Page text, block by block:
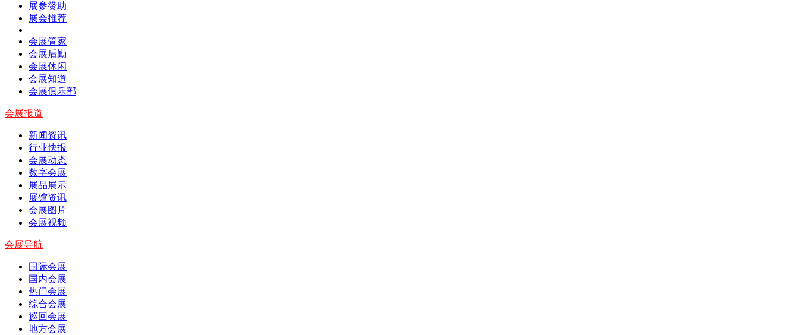
展参赞助
展会推荐
会展管家
会展后勤
会展休闲
会展知道
会展俱乐部
会展报道
新闻资讯
行业快报
会展动态
数字会展
展品展示
展馆资讯
会展图片
会展视频
会展导航
国际会展
国内会展
热门会展
综合会展
巡回会展
地方会展